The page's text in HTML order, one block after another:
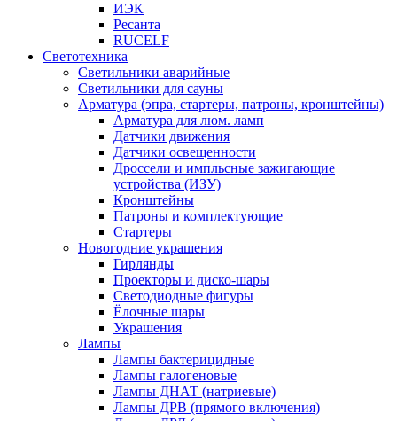
ИЭК
Ресанта
RUCELF
Светотехника
Светильники аварийные
Светильники для сауны
Арматура (эпра, стартеры, патроны, кронштейны)
Арматура для люм. ламп
Датчики движения
Датчики освещенности
Дроссели и импльсные зажигающие
устройства (ИЗУ)
Кронштейны
Патроны и комплектующие
Стартеры
Новогодние украшения
Гирлянды
Проекторы и диско-шары
Светодиодные фигуры
Ёлочные шары
Украшения
Лампы
Лампы бактерицидные
Лампы галогеновые
Лампы ДНАТ (натриевые)
Лампы ДРВ (прямого включения)